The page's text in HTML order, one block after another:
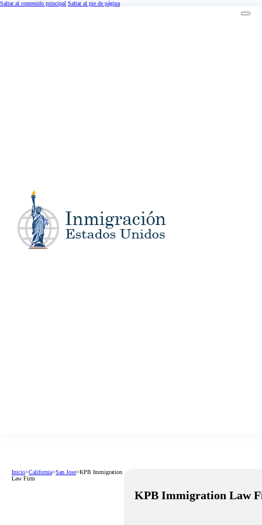
Saltar al contenido principal Saltar al pie de página
Inicio>California>San Jose>KPB Immigration
Law Firm
KPB Immigration Law